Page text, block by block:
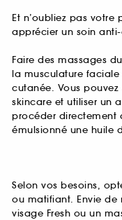
Et n’oubliez pas
apprécier un soin
Faire des massages
la musculature
cutanée. Vous
skincare et utiliser un
procéder directement
émulsionné une huile
Selon vos besoins,
ou matifiant. Envie de
visage Fresh ou un